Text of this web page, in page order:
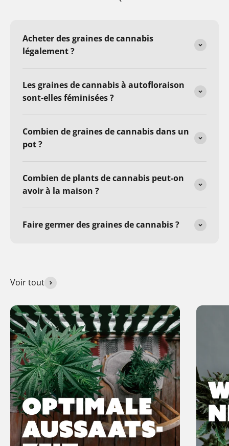
Acheter des graines de cannabis
légalement ?
Les graines de cannabis à autofloraison
sont-elles féminisées ?
Combien de graines de cannabis dans un
pot ?
Combien de plants de cannabis peut-on
avoir à la maison ?
Faire germer des graines de cannabis ?
Voir tout